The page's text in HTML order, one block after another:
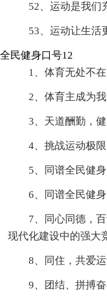
52、运动是我们
53、运动让生活
全民健身口号12
1、体育无处不
2、体育主成为
3、天道酬勤，健
4、挑战运动极
5、同谱全民健
6、同谱全民健
7、同心同德，
现代化建设中的强大
8、同住，共爱运
9、团结、拼搏奋